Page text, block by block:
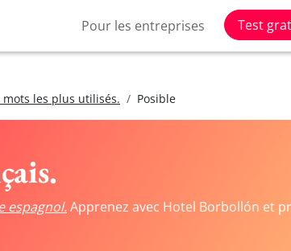
Pour les entreprises Test
mots les plus utilisés. Posible
espagnol.Apprenez avec Hotel Borbollón et